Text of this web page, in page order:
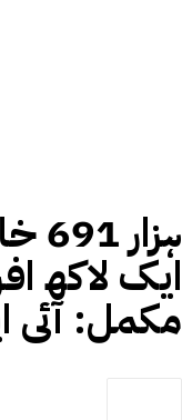
ایک لاکھ
مکمل: آئی